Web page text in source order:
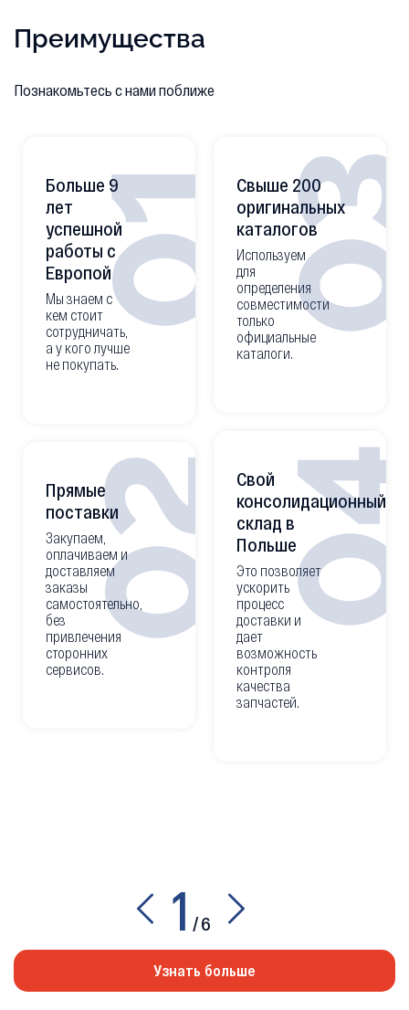
Преимущества
Познакомьтесь с нами поближе
01
Больше 9
лет
успешной
работы с
Европой
Мы знаем с
кем стоит
сотрудничать,
а у кого лучше
не покупать.
02
Прямые
поставки
Закупаем,
оплачиваем и
доставляем
заказы
самостоятельно,
без
привлечения
сторонних
сервисов.
Свыше 200
оригинальных
каталогов
Используем
для
определения
совместимости
только
официальные
каталоги.
Свой
консолидационный
склад в
Польше
Это позволяет
ускорить
процесс
доставки и
дает
возможность
контроля
качества
запчастей.
1 /6
Узнать больше